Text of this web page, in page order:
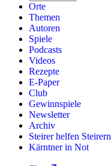
Orte
Themen
Autoren
Spiele
Podcasts
Videos
Rezepte
E-Paper
Club
Gewinnspiele
Newsletter
Archiv
Steirer helfen Steirern
Kärntner in Not